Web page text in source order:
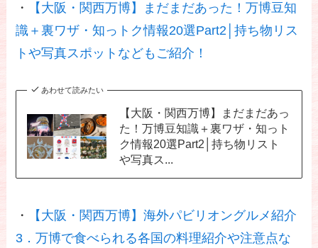
・
【大阪・関西万博】まだまだあった！万博豆知
識＋裏ワザ・知っトク情報20選Part2│持ち物リス
トや写真スポットなどもご紹介！
あわせて読みたい
【大阪・関西万博】まだまだあっ
た！万博豆知識＋裏ワザ・知っト
ク情報20選Part2│持ち物リスト
や写真ス...
・
【大阪・関西万博】海外パビリオングルメ紹介
3．万博で食べられる各国の料理紹介や注意点な